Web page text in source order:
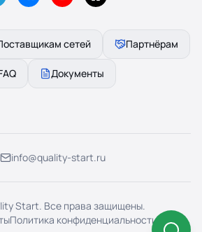
сетей Партнёрам
Документы
info@quality-start.ru
Start. Все права защищены.
Политика конфиденциальности